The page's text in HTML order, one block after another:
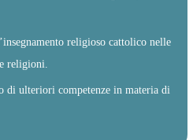
religioso cattolico nelle
religioni.
di ulteriori competenze in materia di